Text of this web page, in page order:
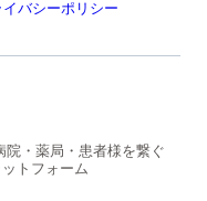
イバシーポリシー
院・薬局・患者様を繋ぐ
トフォーム